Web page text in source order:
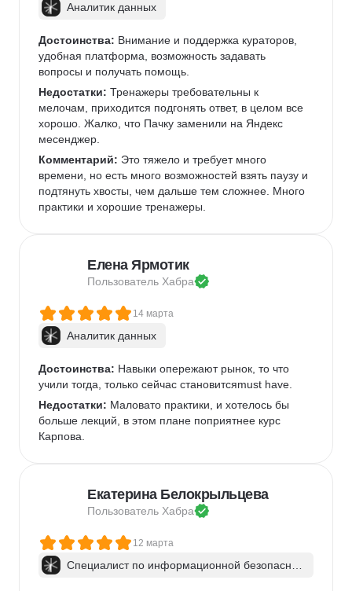
Аналитик данных
Достоинства: Внимание и поддержка кураторов,
удобная платформа, возможность задавать
вопросы и получать помощь.
Недостатки: Тренажеры требовательны к
мелочам, приходится подгонять ответ, в целом все
хорошо. Жалко, что Пачку заменили на Яндекс
месенджер.
Комментарий: Это тяжело и требует много
времени, но есть много возможностей взять паузу и
подтянуть хвосты, чем дальше тем сложнее. Много
практики и хорошие тренажеры.
Елена Ярмотик
Пользователь Хабра
14 марта
Аналитик данных
Достоинства: Навыки опережают рынок, то что
учили тогда, только сейчас становитсяmust have.
Недостатки: Маловато практики, и хотелось бы
больше лекций, в этом плане поприятнее курс
Карпова.
Екатерина Белокрыльцева
Пользователь Хабра
12 марта
Специалист по информационной безопаснос